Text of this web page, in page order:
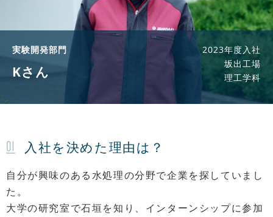
実験開発部門
Kさん
2023年度入社
坂出工場
理工学科
入社を決めた理由は？
自分が興味のある水処理の分野で企業を探していまし
た。
大学の研究室で石垣を知り、インターンシップに参加